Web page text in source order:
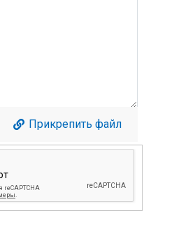
Прикрепить файл